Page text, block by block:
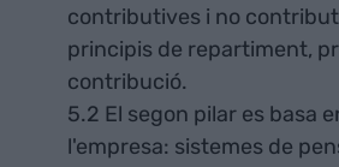
contributives i no
principis de repartiment,
contribució.
5.2 El segon pilar es basa
l'empresa: sistemes de